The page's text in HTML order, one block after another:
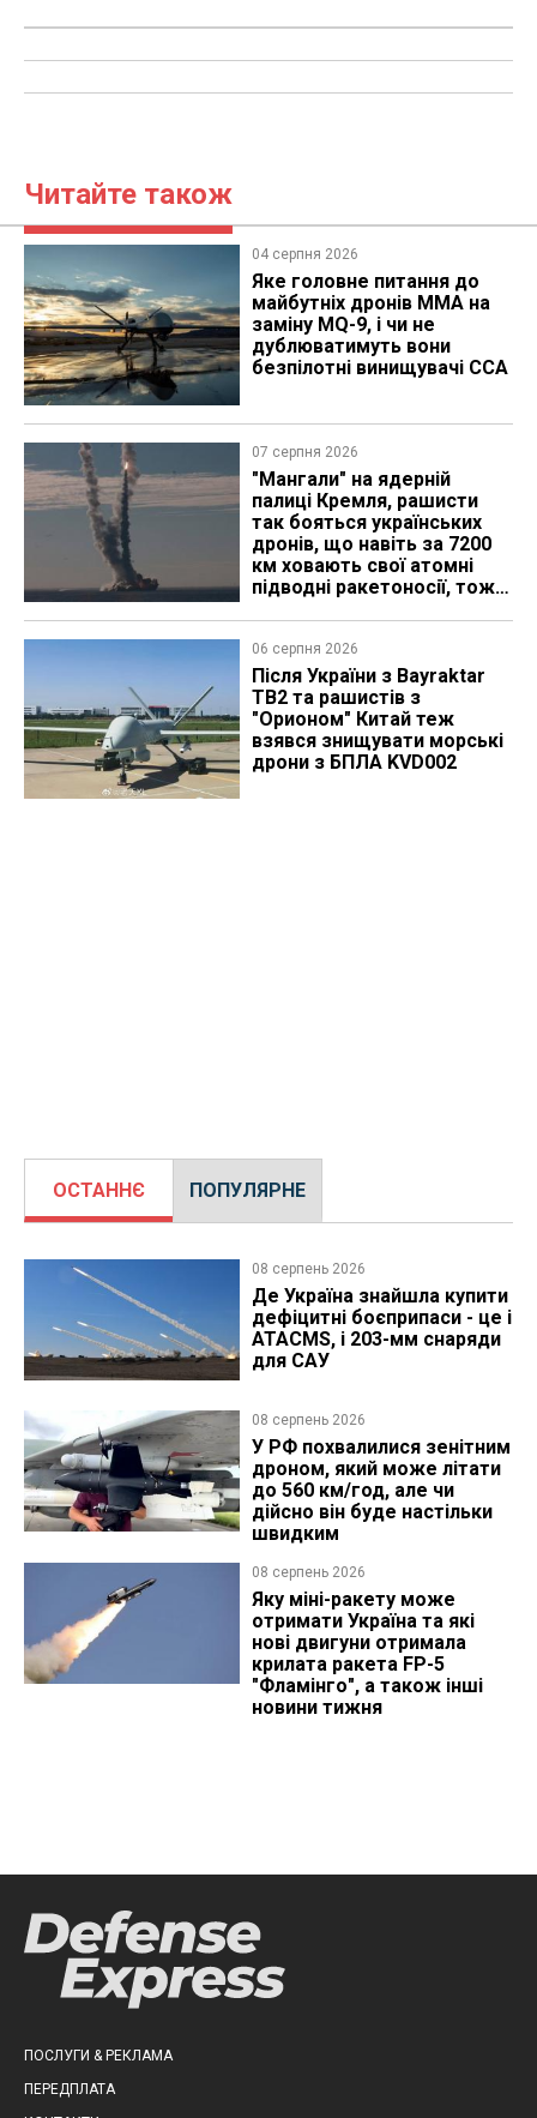
Читайте також
04 серпня 2026
Яке головне питання до
майбутніх дронів MMA на
заміну MQ-9, і чи не
дублюватимуть вони
безпілотні винищувачі CCA
07 серпня 2026
"Мангали" на ядерній
палиці Кремля, рашисти
так бояться українських
дронів, що навіть за 7200
км ховають свої атомні
підводні ракетоносії, тож
06 серпня 2026
Після України з Bayraktar
TB2 та рашистів з
"Орионом" Китай теж
взявся знищувати морські
дрони з БПЛА KVD002
ОСТАННЄ ПОПУЛЯРНЕ
08 серпень 2026
Де Україна знайшла купити
дефіцитні боєприпаси - це і
ATACMS, і 203-мм снаряди
для САУ
08 серпень 2026
У РФ похвалилися зенітним
дроном, який може літати
до 560 км/год, але чи
дійсно він буде настільки
швидким
08 серпень 2026
Яку міні-ракету може
отримати Україна та які
нові двигуни отримала
крилата ракета FP-5
"Фламінго", а також інші
новини тижня
ПОСЛУГИ & РЕКЛАМА
ПЕРЕДПЛАТА